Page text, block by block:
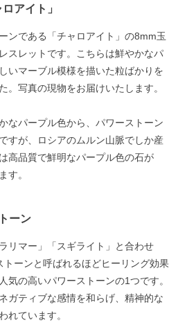
アイト」
ンである「チャロアイト」の8mm玉
スレットです。こちらは鮮やかなパ
いマーブル模様を描いた粒ばかりを
。写真の現物をお届けいたします。
なパープル色から、パワーストーン
すが、ロシアのムルン山脈でしか産
高品質で鮮明なパープル色の石が
す。
ーン
リマー」「スギライト」と合わせ
ーンと呼ばれるほどヒーリング効果
気の高いパワーストーンの1つです。
ガティブな感情を和らげ、精神的な
れています。